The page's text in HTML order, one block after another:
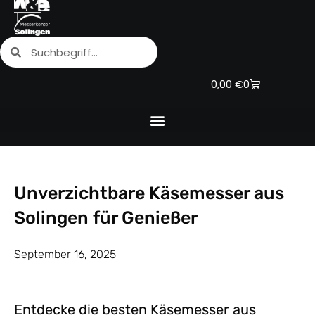
Zum
Inhalt
springen
SucheSuche
0,00 €0
Warenkorb
Unverzichtbare Käsemesser aus
Solingen für Genießer
September 16, 2025
Entdecke die besten Käsemesser aus